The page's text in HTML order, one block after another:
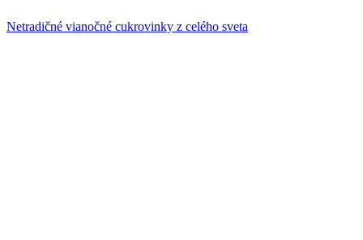
Netradičné vianočné cukrovinky z celého sveta